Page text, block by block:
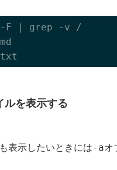
ルを表示する
表示したいときには-aオ